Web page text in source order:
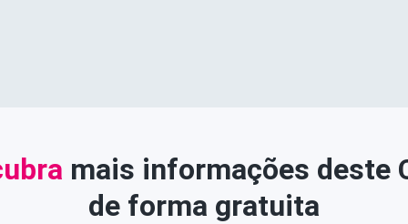
mais informações deste
de forma gratuita